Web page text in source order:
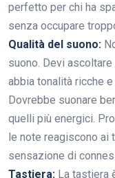
perfetto per chi ha
senza occupare
Qualità del suono:
suono. Devi
abbia tonalità ricche
Dovrebbe suonare
quelli più energici.
le note reagiscono ai
sensazione di
Tastiera: La tastiera